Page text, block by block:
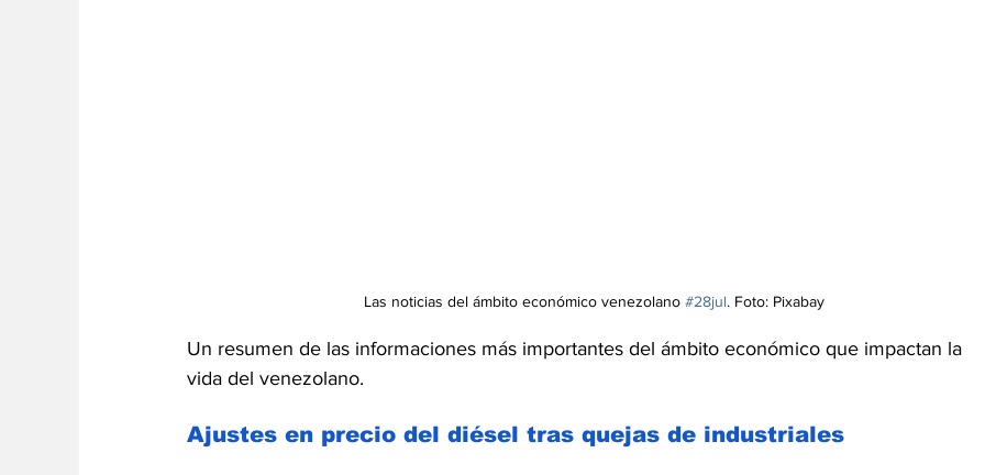
Las noticias del ámbito económico venezolano #28jul. Foto: Pixabay
Un resumen de las informaciones más importantes del ámbito económico que impactan la
vida del venezolano.
Ajustes en precio del diésel tras quejas de industriales